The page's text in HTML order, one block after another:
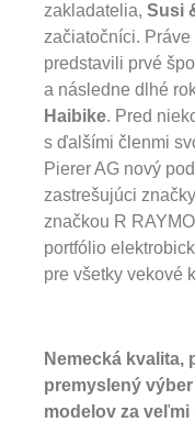
zakladatelia, Susi
začiatočníci.
predstavili prvé
a následne dlhé
Haibike. Pred
s ďalšími členmi
Pierer AG nový
zastrešujúci
značkou R
portfólio
pre všetky vekové
Nemecká kvalita,
premyslený
modelov za veľmi